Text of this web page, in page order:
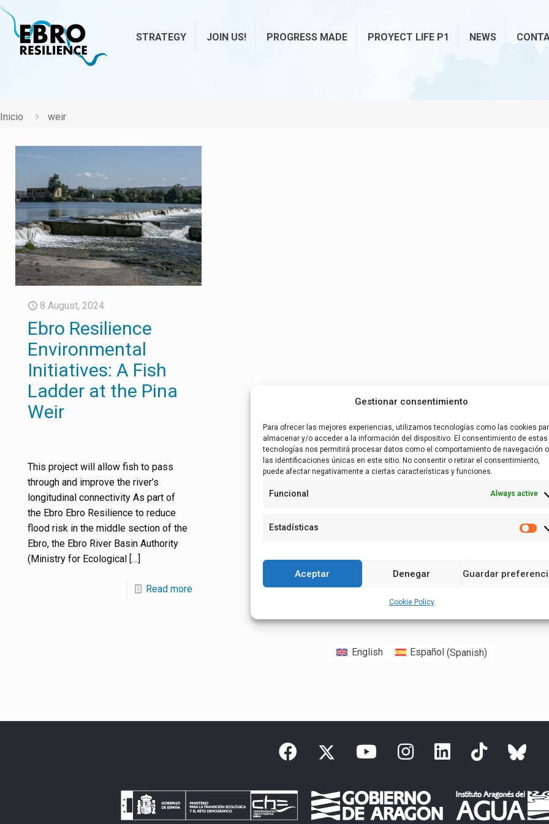
Gestionar consentimiento
Para ofrecer las mejores experiencias, utilizamos tecnologías como las cookies
almacenar y/o acceder a la información del dispositivo. El consentimiento de estas
tecnologías nos permitirá procesar datos como el comportamiento de navegación o
las identificaciones únicas en este sitio. No consentir o retirar el consentimiento,
puede afectar negativamente a ciertas características y funciones.
Funcional Always active
Estadísticas
Aceptar Denegar Guardar
Cookie Policy
STRATEGY JOIN US! PROGRESS MADE PROYECT LIFE P1 NEWS
Inicio weir
8 August, 2024
Ebro Resilience
Environmental
Initiatives: A Fish
Ladder at the Pina
Weir
This project will allow fish to pass
through and improve the river’s
longitudinal connectivity As part of
the Ebro Ebro Resilience to reduce
flood risk in the middle section of the
Ebro, the Ebro River Basin Authority
(Ministry for Ecological […]
Read more
English Español (Spanish)